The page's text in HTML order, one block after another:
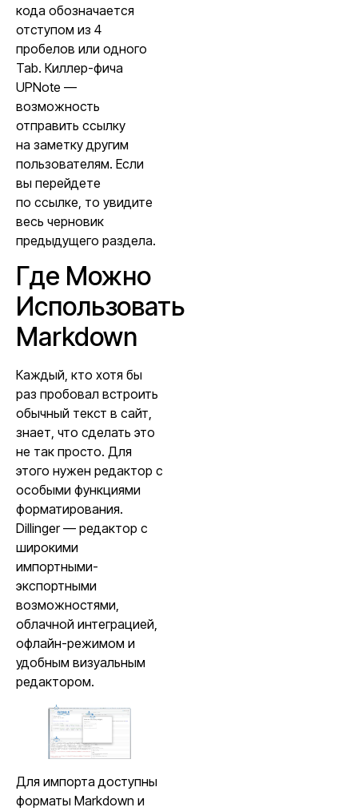
кода обозначается
отступом из 4
пробелов или одного
Tab. Киллер-фича
UPNote —
возможность
отправить ссылку
на заметку другим
пользователям. Если
вы перейдете
по ссылке, то увидите
весь черновик
предыдущего раздела.
Где Можно
Использовать
Markdown
Каждый, кто хотя бы
раз пробовал встроить
обычный текст в сайт,
знает, что сделать это
не так просто. Для
этого нужен редактор с
особыми функциями
форматирования.
Dillinger — редактор с
широкими
импортными-
экспортными
возможностями,
облачной интеграцией,
офлайн-режимом и
удобным визуальным
редактором.
Для импорта доступны
форматы Markdown и